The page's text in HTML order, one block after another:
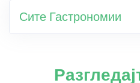
Сите Гастрономии